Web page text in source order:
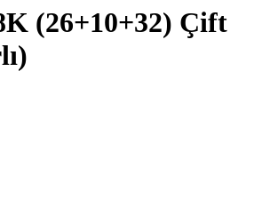
(26+10+32) Çift